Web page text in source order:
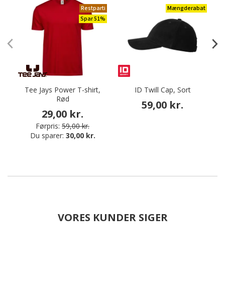
Restparti
Spar 51%
Tee Jays Power T-shirt,
Rød
29,00 kr.
Førpris: 59,00 kr.
Du sparer: 30,00 kr.
Mængderabat
ID Twill Cap, Sort
59,00 kr.
VORES KUNDER SIGER